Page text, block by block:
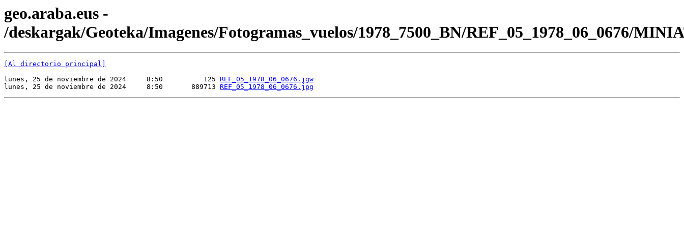
geo.araba.eus -
/deskargak/Geoteka/Imagenes/Fotogramas_vuelos/1978_7500_BN/REF_05_1978_06_0676/
[Al directorio principal]
lunes, 25 de noviembre de 2024     8:50          125 REF_05_1978_06_0676.jgw
lunes, 25 de noviembre de 2024     8:50       889713 REF_05_1978_06_0676.jpg